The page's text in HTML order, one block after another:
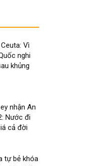
Vì
nghi
khủng
nhận An
Nước đi
cả đời
tự bẻ khóa